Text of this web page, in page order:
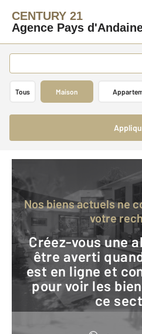
CENTURY 21
Agence Pays
Tous Maison
Nos biens actuels ne correspondent pas à
votre
Créez-vous une alerte mail pour
être averti
est en ligne et
pour voir les
ce